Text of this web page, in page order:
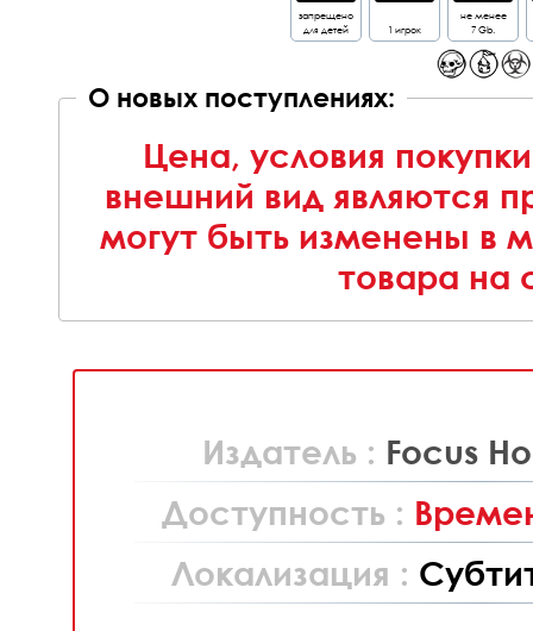
запрещено
для детей
1 игрок
не менее
7 Gb.
О новых поступлениях:
Цена, условия
внешний вид являются
могут быть изменены в
товара на
Издатель : Focus
Доступность :
Локализация :